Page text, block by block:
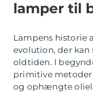
lamper til
Lampens historie
evolution, der
oldtiden. I
primitive metoder
og ophængte